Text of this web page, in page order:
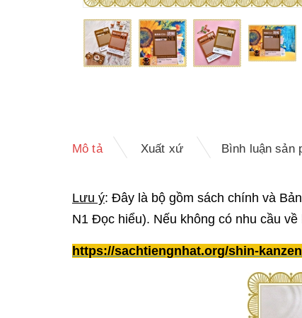
Mô tả Xuất xứ Bình luận sản
Lưu ý: Đây là bộ gồm sách chính và
N1 Đọc hiểu). Nếu không có nhu cầu
https://sachtiengnhat.org/shin-